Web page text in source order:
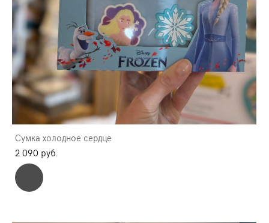
Сумка холодное сердце
2 090 pуб.